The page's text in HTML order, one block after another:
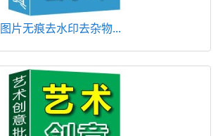
图片无痕去水印去杂物...